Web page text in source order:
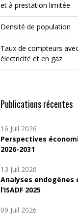
et à prestation limitée
Densité de population
Taux de compteurs
électricité et en gaz
Publications récentes
16 Juil 2026
Perspectives
2026-2031
13 Juil 2026
Analyses endogènes
l’ISADF 2025
09 Juil 2026